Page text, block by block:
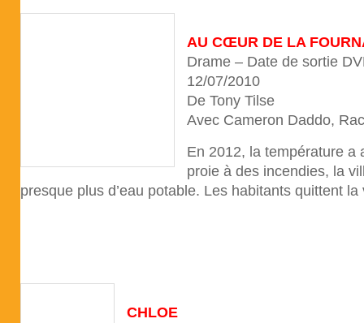
AU CŒUR DE LA
Drame – Date de sortie
12/07/2010
De Tony Tilse
Avec Cameron Daddo,
En 2012, la température a
proie à des incendies, la
presque plus d’eau potable. Les habitants quittent
CHLOE